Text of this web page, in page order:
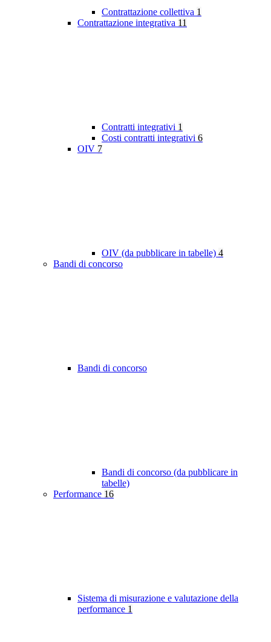
Contrattazione collettiva 1
Contrattazione integrativa 11
Contratti integrativi 1
Costi contratti integrativi 6
OIV 7
OIV (da pubblicare in tabelle) 4
Bandi di concorso
Bandi di concorso
Bandi di concorso (da pubblicare in
tabelle)
Performance 16
Sistema di misurazione e valutazione della
performance 1